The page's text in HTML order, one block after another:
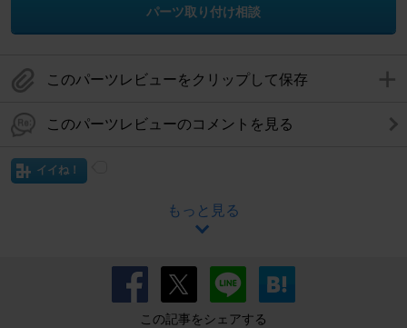
パーツ取り付け相談
このパーツレビューをクリップして保存
このパーツレビューのコメントを見る
イイね！
もっと見る
この記事をシェアする